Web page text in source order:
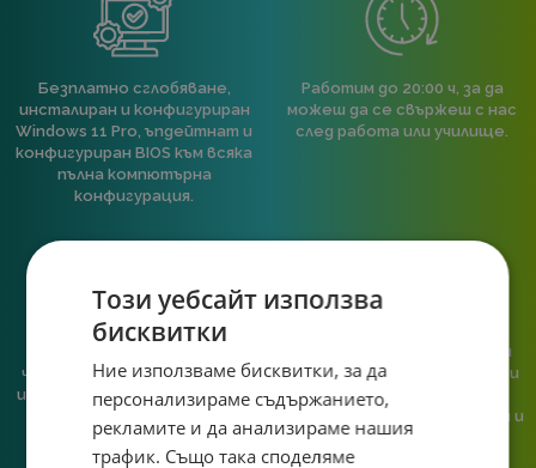
Безплатно сглобяване,
инсталиран и конфигуриран
Windows 11 Pro, ъпдейтнат и
конфигуриран BIOS към всяка
пълна компютърна
конфигурация.
Работим до 20:00 ч, за да
можеш да се свържеш с нас
след работа или училище.
човек, не с чатбот, когато
имаш нужда от консултация
или справяне с проблем.
Сглобяваме, поддържаме и
обслужваме. Като магазин и
сервиз на едно място
гарантираме бърза реакция и
познаване на твоята
Този уебсайт използва
бисквитки
Ние използваме бисквитки, за да
персонализираме съдържанието,
рекламите и да анализираме нашия
трафик. Също така споделяме